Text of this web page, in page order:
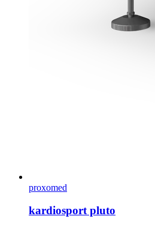
proxomed
kardiosport pluto